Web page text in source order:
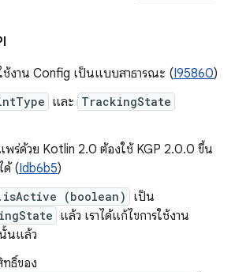
ช้งาน Config เป็นแบบสาธารณะ (I95860)
และ TrackingState
พร่ด้วย Kotlin 2.0 ต้องใช้ KGP 2.0.0 ขึ้น
ด้ (Idb6b5)
(boolean) เป็น
แล้ว เราได้แก้ไขการใช้งาน
นแล้ว
ธิ์ของ